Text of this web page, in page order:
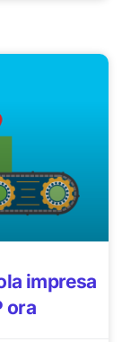
impresa
ora